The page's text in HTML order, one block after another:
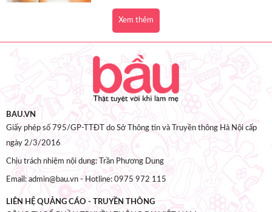
Xem thêm
BAU.VN
Giấy phép số 795/GP-TTĐT do Sở Thông tin và Truyền thông Hà Nội cấp
ngày 2/3/2016
Chịu trách nhiệm nội dung: Trần Phương Dung
Email: admin@bau.vn - Hotline: 0975 972 115
LIÊN HỆ QUẢNG CÁO - TRUYỀN THÔNG